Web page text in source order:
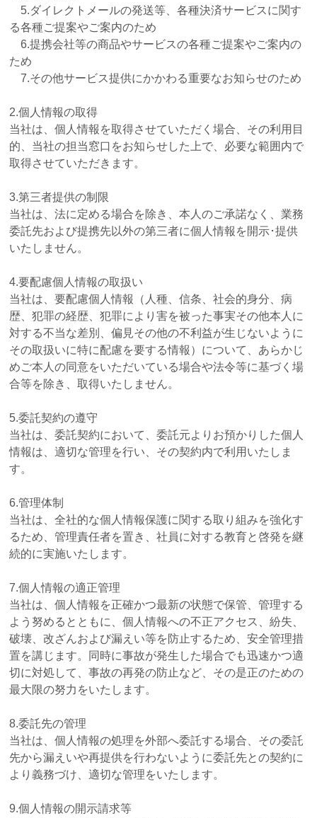
5.ダイレクトメールの発送等、各種決済サービスに関す
る各種ご提案やご案内のため
6.提携会社等の商品やサービスの各種ご提案やご案内の
ため
7.その他サービス提供にかかわる重要なお知らせのため
2.個人情報の取得
当社は、個人情報を取得させていただく場合、その利用目
的、当社の担当窓口をお知らせした上で、必要な範囲内で
取得させていただきます。
3.第三者提供の制限
当社は、法に定める場合を除き、本人のご承諾なく、業務
委託先および提携先以外の第三者に個人情報を開示･提供
いたしません。
4.要配慮個人情報の取扱い
当社は、要配慮個人情報（人種、信条、社会的身分、病
歴、犯罪の経歴、犯罪により害を被った事実その他本人に
対する不当な差別、偏見その他の不利益が生じないように
その取扱いに特に配慮を要する情報）について、あらかじ
めご本人の同意をいただいている場合や法令等に基づく場
合等を除き、取得いたしません。
5.委託契約の遵守
当社は、委託契約において、委託元よりお預かりした個人
情報は、適切な管理を行い、その契約内で利用いたしま
す。
6.管理体制
当社は、全社的な個人情報保護に関する取り組みを強化す
るため、管理責任者を置き、社員に対する教育と啓発を継
続的に実施いたします。
7.個人情報の適正管理
当社は、個人情報を正確かつ最新の状態で保管、管理する
よう努めるとともに、個人情報への不正アクセス、紛失、
破壊、改ざんおよび漏えい等を防止するため、安全管理措
置を講じます。同時に事故が発生した場合でも迅速かつ適
切に対処して、事故の再発の防止など、その是正のための
最大限の努力をいたします。
8.委託先の管理
当社は、個人情報の処理を外部へ委託する場合、その委託
先から漏えいや再提供を行わないように委託先との契約に
より義務づけ、適切な管理をいたします。
9.個人情報の開示請求等